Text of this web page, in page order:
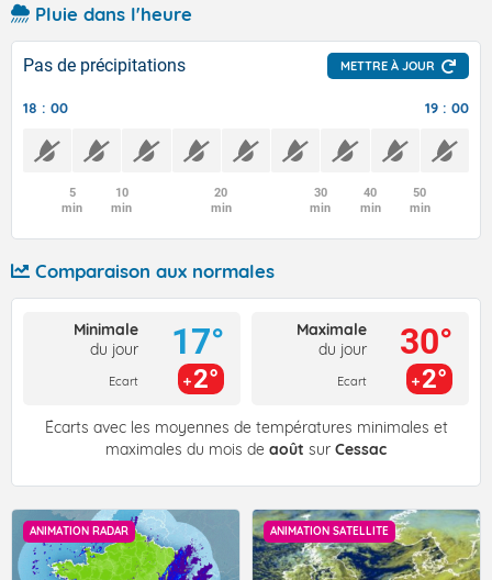
Pluie dans l'heure
Pas de précipitations METTRE À JOUR
18 : 00 19 : 00
5
min
10
min
20
min
30
min
40
min
50
min
Comparaison aux normales
Minimale
du jour
Ecart
17°
2°
Maximale
du jour
Ecart
30°
2°
Écarts avec les moyennes de températures minimales et
maximales du mois de août sur Cessac
ANIMATION RADAR ANIMATION SATELLITE